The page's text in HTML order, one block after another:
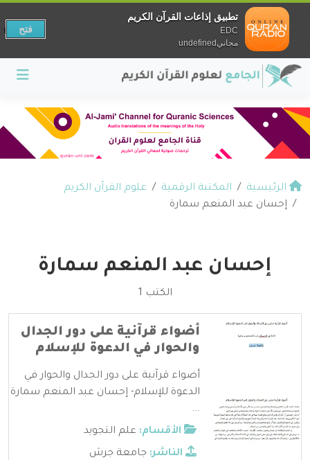
الرئيسية المكتبة الرقمية
علوم القرآن الكريم
إحسان عبد المنعم سمارة
إحسان عبد المنعم سمارة
الكتب 1
أضواء قرآنية على دور الجدال
والحوار في الدعوة للإسلام
أضواء قرآنية على دور الجدال والحوار في
الدعوة للإسلام- إحسان عبد المنعم سمارة
...
الأقسام: علم التجويد
الناشر: جامعة جرش
تطبيق إذاعات القرآن الكريم
EDC
مجانيundefined
فتح